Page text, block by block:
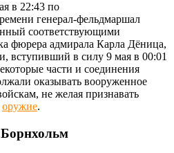
в 22:43 по
генерал-фельдмаршал
соответствующими
фюрера адмирала Карла Дёница,
вступивший в силу 9 мая в 00:01
части и соединения
оказывать вооруженное
не желая признавать
оружие.